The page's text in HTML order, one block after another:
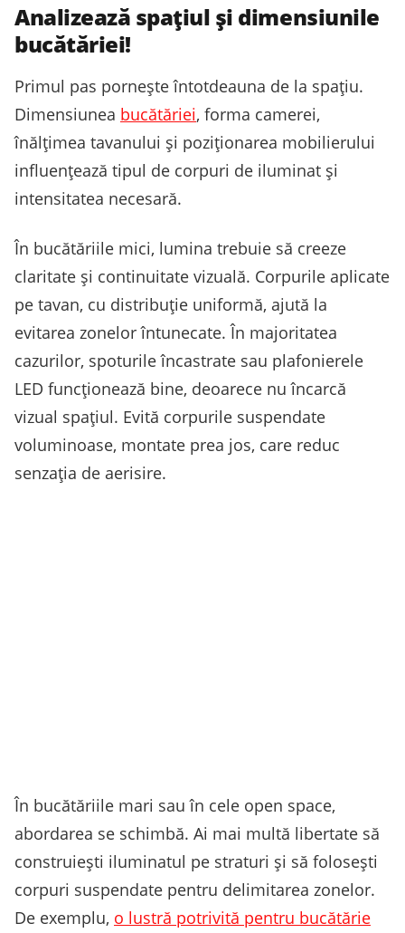
Analizează spațiul și dimensiunile
bucătăriei!
Primul pas pornește întotdeauna de la spațiu.
Dimensiunea bucătăriei, forma camerei,
înălțimea tavanului și poziționarea mobilierului
influențează tipul de corpuri de iluminat și
intensitatea necesară.
În bucătăriile mici, lumina trebuie să creeze
claritate și continuitate vizuală. Corpurile aplicate
pe tavan, cu distribuție uniformă, ajută la
evitarea zonelor întunecate. În majoritatea
cazurilor, spoturile încastrate sau plafonierele
LED funcționează bine, deoarece nu încarcă
vizual spațiul. Evită corpurile suspendate
voluminoase, montate prea jos, care reduc
senzația de aerisire.
În bucătăriile mari sau în cele open space,
abordarea se schimbă. Ai mai multă libertate să
construiești iluminatul pe straturi și să folosești
corpuri suspendate pentru delimitarea zonelor.
De exemplu, o lustră potrivită pentru bucătărie